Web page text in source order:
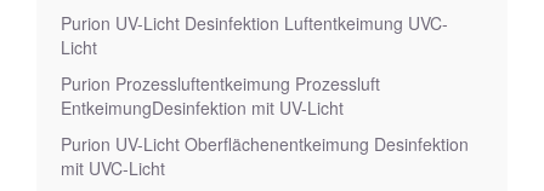
Purion UV-Licht Desinfektion Luftentkeimung UVC-
Licht
Purion Prozessluftentkeimung Prozessluft
EntkeimungDesinfektion mit UV-Licht
Purion UV-Licht Oberflächenentkeimung Desinfektion
mit UVC-Licht